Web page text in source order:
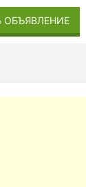
ОБЪЯВЛЕНИЕ